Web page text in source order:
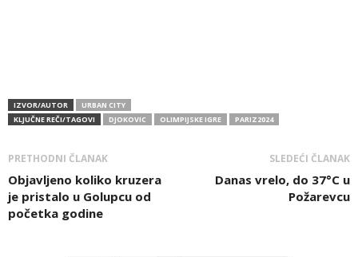
IZVOR/AUTOR
URBAN CITY
KLJUČNE REČI/TAGOVI
DJOKOVIC OLIMPIJSKE IGRE PARIZ2024
PRETHODNI ČLANAK
Objavljeno koliko kruzera
je pristalo u Golupcu od
početka godine
SLEDEĆI ČLANAK
Danas vrelo, do 37°C u
Požarevcu